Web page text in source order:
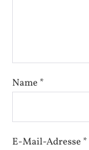
Name *
E-Mail-Adresse *